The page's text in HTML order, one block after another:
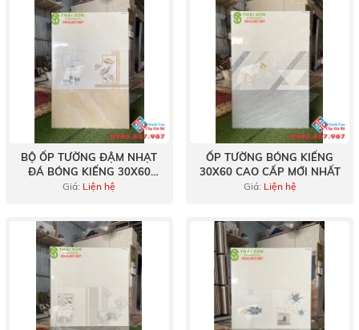
BỘ ỐP TƯỜNG ĐẬM NHẠT
ĐÁ BÓNG KIẾNG 30X60
CAO CẤP
Giá: Liện hệ
ỐP TƯỜNG BÓNG KIẾNG
30X60 CAO CẤP MỚI NHẤT
Giá: Liện hệ